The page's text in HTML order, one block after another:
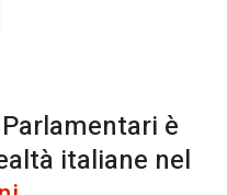
è
italiane nel